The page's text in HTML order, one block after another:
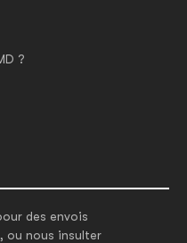
?
des envois
ou nous insulter